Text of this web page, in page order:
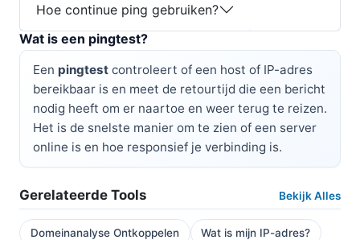
Hoe continue ping gebruiken?
Wat is een pingtest?
Een pingtest controleert of een host of IP-adres
bereikbaar is en meet de retourtijd die een bericht
nodig heeft om er naartoe en weer terug te reizen.
Het is de snelste manier om te zien of een server
online is en hoe responsief je verbinding is.
Gerelateerde Tools Bekijk Alles
Domeinanalyse Ontkoppelen Wat is mijn IP-adres?